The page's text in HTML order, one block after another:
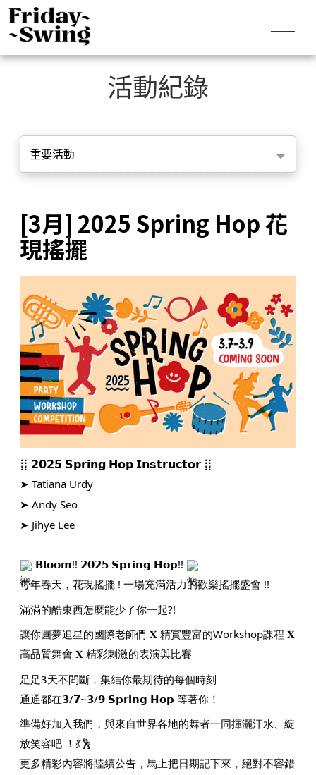
活動紀錄
重要活動
[3月] 2025 Spring Hop 花
現搖擺
⣿ 𝟮𝟬𝟮𝟱 𝗦𝗽𝗿𝗶𝗻𝗴 𝗛𝗼𝗽 𝗜𝗻𝘀𝘁𝗿𝘂𝗰𝘁𝗼𝗿 ⣿
➤ Tatiana Urdy
➤ Andy Seo
➤ Jihye Lee
𝗕𝗹𝗼𝗼𝗺!! 𝟮𝟬𝟮𝟱 𝗦𝗽𝗿𝗶𝗻𝗴 𝗛𝗼𝗽!!
每年春天，花現搖擺 ! 一場充滿活力的歡樂搖擺盛會 !!
滿滿的酷東西怎麼能少了你一起?!
讓你圓夢追星的國際老師們𝐗 精實豐富的Workshop課程𝐗
高品質舞會 𝐗 精彩刺激的表演與比賽
足足3天不間斷，集結你最期待的每個時刻
通通都在𝟯/𝟳~𝟯/𝟵 𝗦𝗽𝗿𝗶𝗻𝗴 𝗛𝗼𝗽 等著你！
準備好加入我們，與來自世界各地的舞者一同揮灑汗水、綻
放笑容吧 ！💃🕺
更多精彩內容將陸續公告，馬上把日期記下來，絕對不容錯